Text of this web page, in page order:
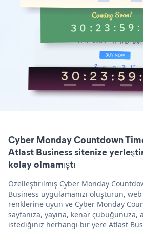
Cyber Monday Countdown
Atlast Business sitenize
kolay olmamıştı
Özelleştirilmiş Cyber Monday
Business uygulamanızı oluşturun,
renklerine uyun ve Cyber Monday
sayfanıza, yayına, kenar çubuğunuza,
istediğiniz herhangi bir yere Atlast